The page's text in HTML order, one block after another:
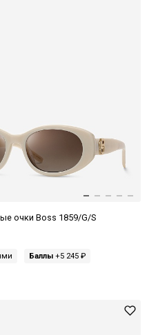
очки Boss 1859/G/S
Баллы+5 245 ₽